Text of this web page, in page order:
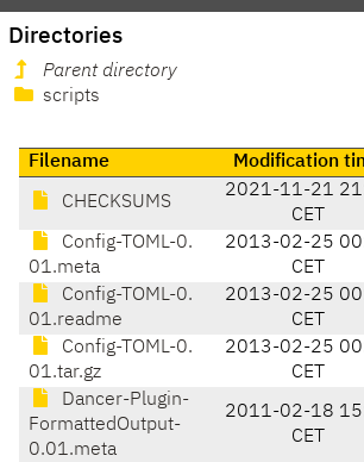
Directories
Parent directory
scripts
Filename Modification
CHECKSUMS
2021-11-21
CET
Config-TOML-0.
01.meta
2013-02-25
CET
Config-TOML-0.
01.readme
2013-02-25
CET
Config-TOML-0.
01.tar.gz
2013-02-25
CET
Dancer-Plugin-
FormattedOutput-
0.01.meta
2011-02-18
CET